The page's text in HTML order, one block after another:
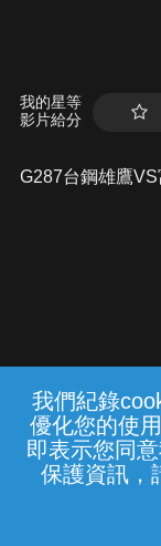
我們紀錄
優化您的使
即表示您同
保護資訊，
我的星等
影片給分
G287台鋼雄鷹
常見問題
中華電
(統